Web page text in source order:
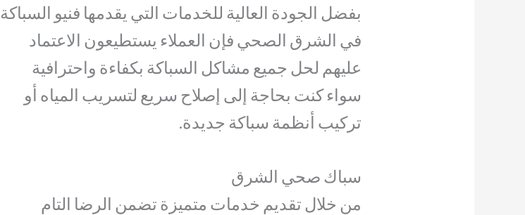
بفضل الجودة العالية للخدمات التي يقدمها فنيو السباكة
في الشرق الصحي فإن العملاء يستطيعون الاعتماد
عليهم لحل جميع مشاكل السباكة بكفاءة واحترافية
سواء كنت بحاجة إلى إصلاح سريع لتسريب المياه أو
تركيب أنظمة سباكة جديدة.
سباك صحي الشرق
من خلال تقديم خدمات متميزة تضمن الرضا التام